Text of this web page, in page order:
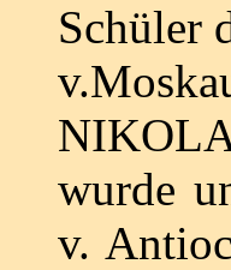
Schüler
wurde
v.